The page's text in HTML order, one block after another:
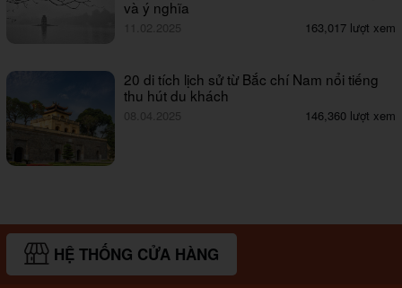
và ý nghĩa
11.02.2025 163,017 lượt xem
20 di tích lịch sử từ Bắc chí Nam nổi tiếng
thu hút du khách
08.04.2025 146,360 lượt xem
HỆ THỐNG CỬA HÀNG